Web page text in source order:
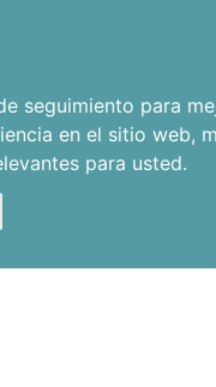
seguimiento para
en el sitio web,
para usted.